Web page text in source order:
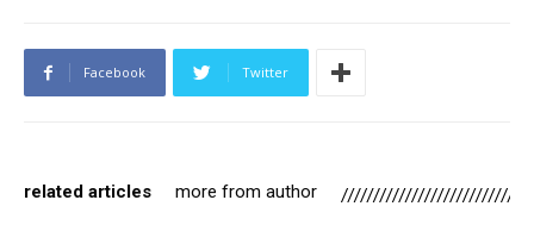
Facebook Twitter
related articles more from author